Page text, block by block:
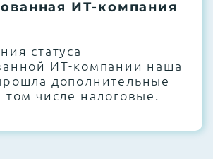
замена батареек
тестирование под 100%
72 часов для
всех подсистем
ИТ-компания
статуса
ИТ-компании наша
дополнительные
том числе налоговые.